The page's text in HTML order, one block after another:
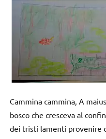
Cammina cammina, A
bosco che cresceva al
dei tristi lamenti provenire